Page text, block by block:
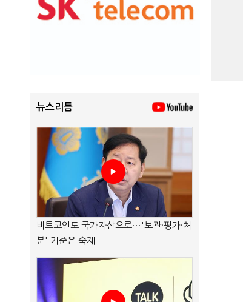
뉴스리듬
비트코인도 국가자산으로…'보관·평가·처
분' 기준은 숙제